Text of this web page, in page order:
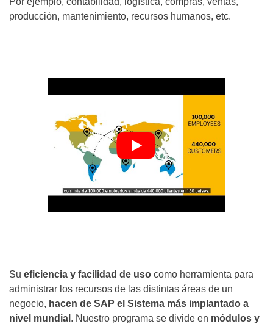
producción, mantenimiento, recursos humanos, etc.
Su eficiencia y facilidad de uso como herramienta para
administrar los recursos de las distintas áreas de un
negocio, hacen de SAP el Sistema más implantado a
nivel mundial . Nuestro programa se divide en módulos y